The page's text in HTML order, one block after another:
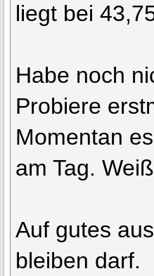
liegt bei
Habe noch
Probiere
Momentan
am Tag.
Auf gutes
bleiben darf.